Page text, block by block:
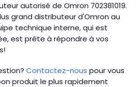
autorisé de Omron 702381019.
grand distributeur d'Omron au
technique interne, qui est
est prête à répondre à vos
Contactez-nous pour vous
produit le plus rapidement